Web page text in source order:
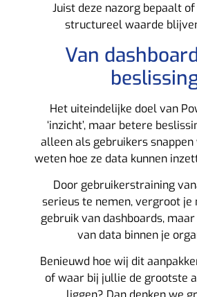
Juist deze nazorg bepaalt
structureel waarde
Van
Het uiteindelijke doel van
‘inzicht’, maar betere
alleen als gebruikers snappen
weten hoe ze data kunnen
Door gebruikerstraining
serieus te nemen, vergroot je
gebruik van dashboards,
van data binnen je
Benieuwd hoe wij dit
of waar bij jullie de grootste